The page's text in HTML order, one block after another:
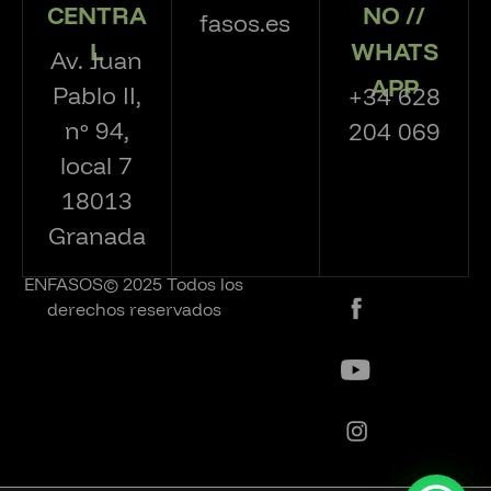
CENTRA
L
Av. Juan
Pablo II,
nº 94,
local 7
18013
Granada
fasos.es
NO //
WHATS
APP
+34 628
204 069
ENFASOS© 2025 Todos los
derechos reservados